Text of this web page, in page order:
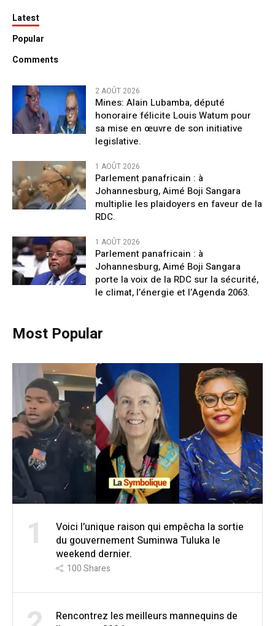
Latest
Popular
Comments
2 AOÛT 2026
Mines: Alain Lubamba, député
honoraire félicite Louis Watum pour
sa mise en œuvre de son initiative
legislative.
1 AOÛT 2026
Parlement panafricain : à
Johannesburg, Aimé Boji Sangara
multiplie les plaidoyers en faveur de la
RDC.
1 AOÛT 2026
Parlement panafricain : à
Johannesburg, Aimé Boji Sangara
porte la voix de la RDC sur la sécurité,
le climat, l’énergie et l’Agenda 2063.
Most Popular
1
Voici l’unique raison qui empêcha la sortie
du gouvernement Suminwa Tuluka le
weekend dernier.
100Shares
Rencontrez les meilleurs mannequins de